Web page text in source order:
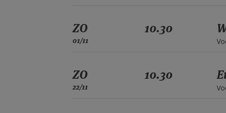
ZO
01/11
10.30
ZO
22/11
10.30